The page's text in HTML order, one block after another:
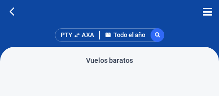
PTY AXA Todo el año
Vuelos baratos